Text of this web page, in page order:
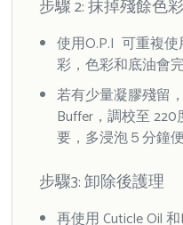
步驟 2: 抹掉殘餘色
使用O.P.I 可重複
彩，色彩和底油會
若有少量凝膠殘留
Buffer，調校至
要，多浸泡５分鐘便
步驟3: 卸除後護理
再使用 Cuticle Oil 和